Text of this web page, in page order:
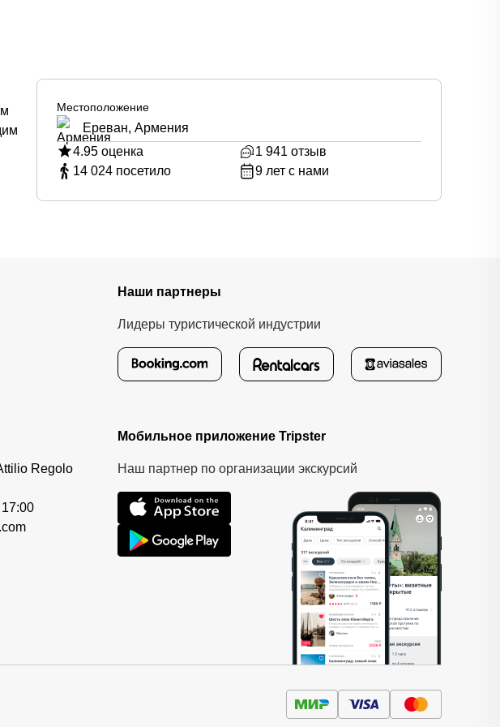
Местоположение
Ереван, Армения
4.95 оценка 1 941 отзыв
14 024 посетило 9 лет с нами
Наши партнеры
Лидеры туристической индустрии
Regolo
Мобильное приложение Tripster
Наш партнер по организации экскурсий